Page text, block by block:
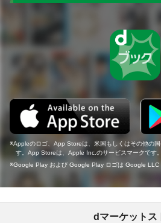
Appleのロゴ、App Storeは、米国もしくはその他の
す。App Storeは、Apple Inc.のサービスマークです。
Google Play および Google Play ロゴは Google LLC
dマーケットス